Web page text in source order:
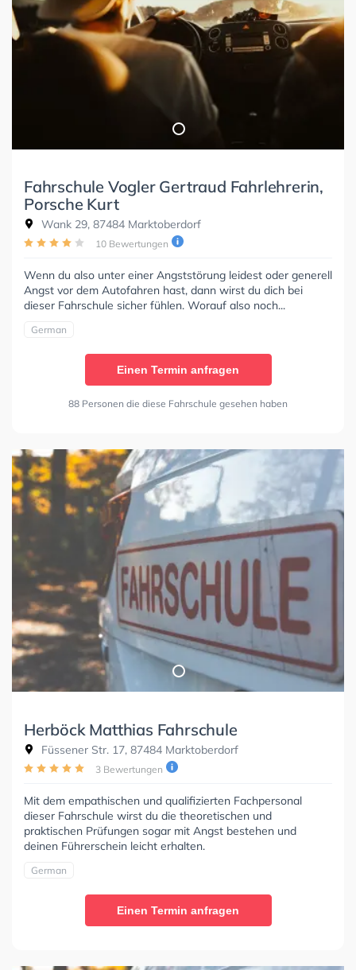
Fahrschule Vogler Gertraud Fahrlehrerin,
Porsche Kurt
Wank 29, 87484 Marktoberdorf
10 Bewertungen
Wenn du also unter einer Angststörung leidest oder generell
Angst vor dem Autofahren hast, dann wirst du dich bei
dieser Fahrschule sicher fühlen. Worauf also noch...
German
Einen Termin anfragen
88 Personen die diese Fahrschule gesehen haben
Herböck Matthias Fahrschule
Füssener Str. 17, 87484 Marktoberdorf
3 Bewertungen
Mit dem empathischen und qualifizierten Fachpersonal
dieser Fahrschule wirst du die theoretischen und
praktischen Prüfungen sogar mit Angst bestehen und
deinen Führerschein leicht erhalten.
German
Einen Termin anfragen